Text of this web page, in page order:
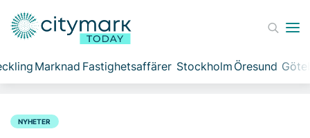
Marknad Fastighetsaffärer Stockholm Öresund
NYHETER